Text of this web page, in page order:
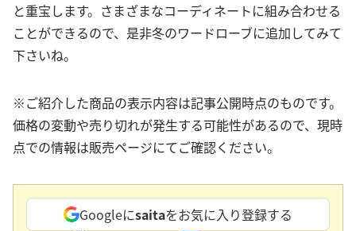
と重宝します。さまざまなコーディネートに組み合わせる
ことができるので、是非冬のワードローブに追加してみて
下さいね。
※ご紹介した商品の表示内容は記事公開時点のものです。
価格の変動や売り切れが発生する可能性があるので、現時
点での情報は販売ページにてご確認ください。
Googleにsaitaをお気に入り登録する